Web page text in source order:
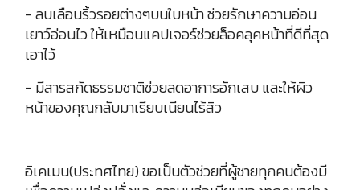
- ลบเลือนริ้วรอยต่างๆบนใบหน้า ช่วยรักษาความอ่อน
เยาว์อ่อนไว ให้เหมือนแคปเจอร์ช่วยล็อคลุคหน้าที่ดีที่สุด
เอาไว้
- มีสารสกัดธรรมชาติช่วยลดอาการอักเสบ และให้ผิว
หน้าของคุณกลับมาเรียบเนียนไร้สิว
อิเคเมน(ประทศไทย) ขอเป็นตัวช่วยที่ผู้ชายทุกคนต้องมี